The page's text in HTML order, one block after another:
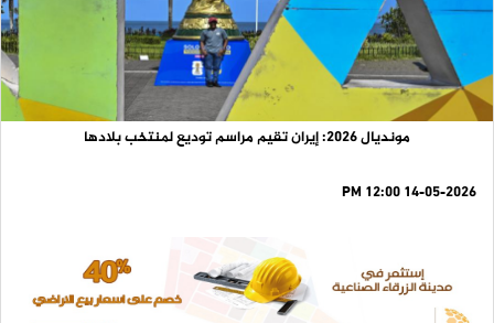
مونديال 2026: إيران تقيم مراسم توديع لمنتخب بلادها
14-05-2026 12:00 PM